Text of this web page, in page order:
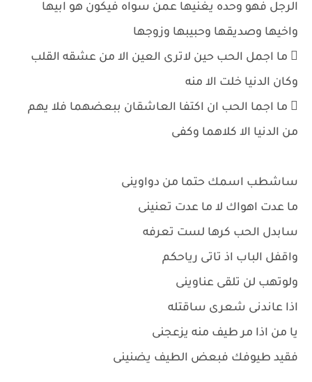
الرجل فهو وحده يغنيها عمن سواه فيكون هو ابيها
واخيها وصديقها وحبيبها وزوجها
 ما اجمل الحب حين لاترى العين الا من عشقه القلب
وكان الدنيا خلت الا منه
 ما اجما الحب ان اكتفا العاشقان ببعضهما فلا يهم
من الدنيا الا كلاهما وكفى
ساشطب اسمك حتما من دواوينى
ما عدت اهواك لا ما عدت تعنينى
سابدل الحب كرها لست تعرفه
واقفل الباب اذ تاتى رياحكم
ولوتهب لن تلقى عناوينى
اذا عاندنى شعرى ساقتله
يا من اذا مر طيف منه يزعجنى
فقيد طيوفك فبعض الطيف يضنينى